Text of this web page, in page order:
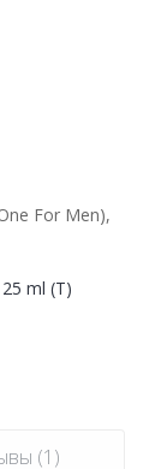
For Men),
ml (T)
(1)